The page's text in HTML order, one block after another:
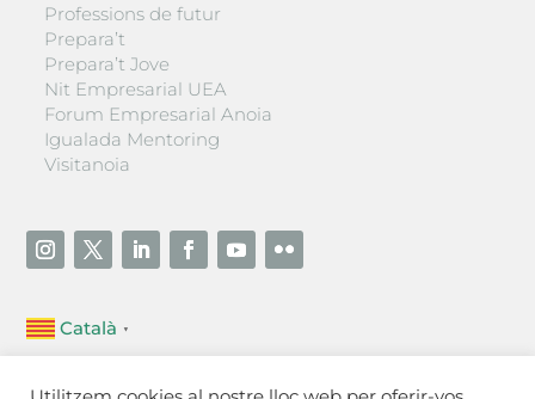
Professions de futur
Prepara’t
Prepara’t Jove
Nit Empresarial UEA
Forum Empresarial Anoia
Igualada Mentoring
Visitanoia
Català ▼
Unió Empresarial de l’Anoia (UEA)